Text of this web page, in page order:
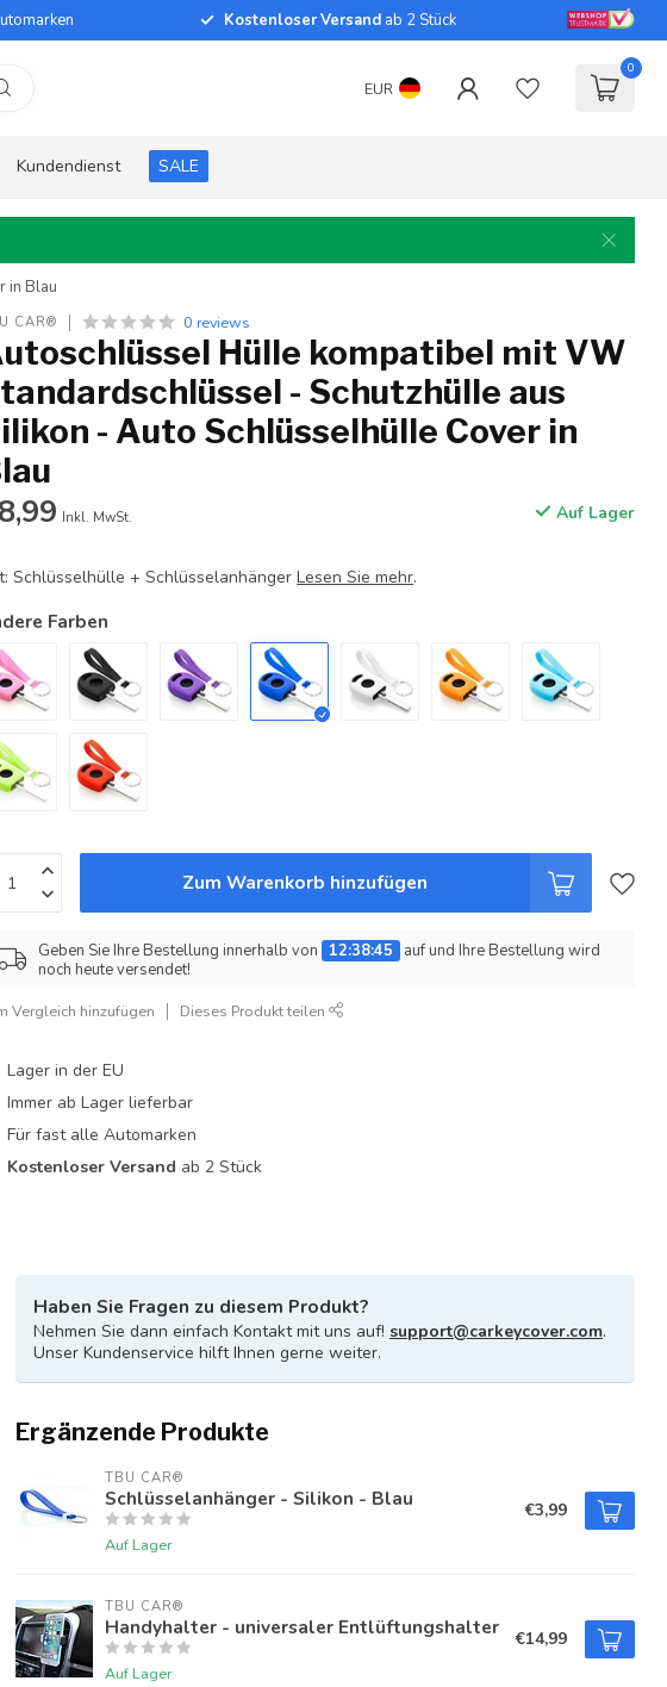
Kostenloser Versand ab 2 Stück
EUR
0
Kundendienst SALE
in Blau
CAR® 0 reviews
Hülle kompatibel mit VW
- Schutzhülle aus
- Auto Schlüsselhülle Cover in
Inkl. MwSt. Auf Lager
Schlüsselhülle + SchlüsselanhängerLesen Sie mehr.
Farben
Zum Warenkorb hinzufügen
Geben Sie Ihre Bestellung innerhalb von 12:38:45
auf und Ihre Bestellung wird
noch heute versendet!
Vergleich hinzufügen Dieses Produkt teilen
Lager in der EU
Immer ab Lager lieferbar
Für fast alle Automarken
Kostenloser Versand ab 2 Stück
Haben Sie Fragen zu diesem Produkt?
Nehmen Sie dann einfach Kontakt mit uns auf! support@carkeycover.com.
Unser Kundenservice hilft Ihnen gerne weiter.
Ergänzende Produkte
TBU CAR®
Schlüsselanhänger - Silikon - Blau
Auf Lager
€3,99
TBU CAR®
Handyhalter - universaler Entlüftungshalter
Auf Lager
€14,99